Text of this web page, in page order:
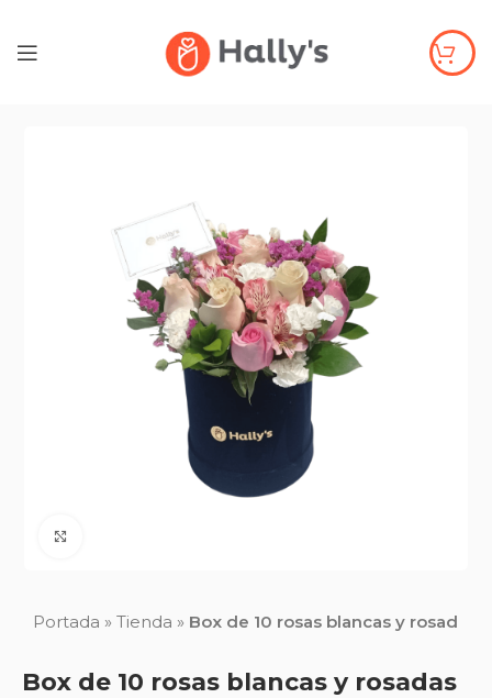
Portada »Tienda » Box de 10 rosas blancas y rosadas
Box de 10 rosas blancas y rosadas